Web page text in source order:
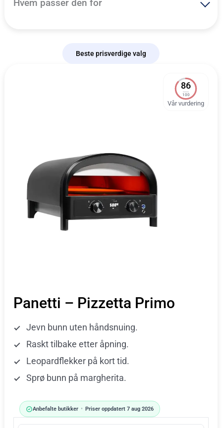
Hvem passer den for
Beste prisverdige valg
86
100
Vår vurdering
Panetti – Pizzetta Primo
Jevn bunn uten håndsnuing.
Raskt tilbake etter åpning.
Leopardflekker på kort tid.
Sprø bunn på margherita.
Anbefalte butikker • Priser oppdatert 7 aug 2026